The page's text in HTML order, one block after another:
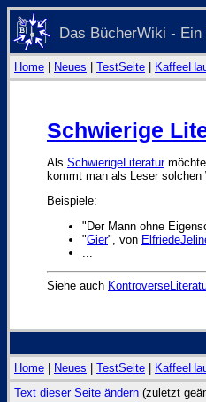
Das BücherWiki -
Home Neues TestSeite
Schwierige
Als SchwierigeLiteraturmöchte
kommt man als Leser
Beispiele:
"Der Mann ohne
"Gier", von
Siehe auch
Home Neues TestSeite
Text dieser Seite ändern (zuletzt